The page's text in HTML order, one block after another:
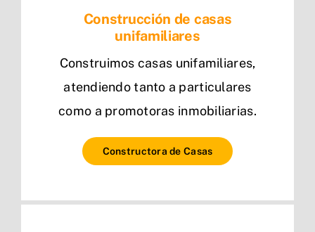
Construcción de casas
unifamiliares
Construimos casas unifamiliares,
atendiendo tanto a particulares
como a promotoras inmobiliarias.
Constructora de Casas